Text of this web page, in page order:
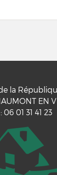
la
EN
: 06 01 31 41 23